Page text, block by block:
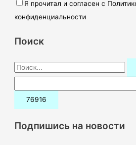
Я прочитал и согласен с
конфиденциальности
Поиск
П
о
и
:Подпишись на новости